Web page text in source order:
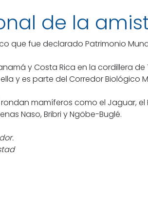
de la
que fue declarado Patrimonio
y Costa Rica en la cordillera de
y es parte del Corredor Biológico
mamíferos como el Jaguar, el
Naso, Bribri y Ngöbe-Buglé.